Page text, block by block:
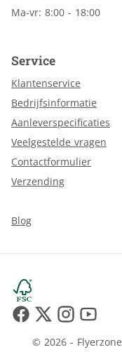
Ma-vr: 8:00 - 18:00
Service
Klantenservice
Bedrijfsinformatie
Aanleverspecificaties
Veelgestelde vragen
Contactformulier
Verzending
Blog
© 2026 - Flyerzone